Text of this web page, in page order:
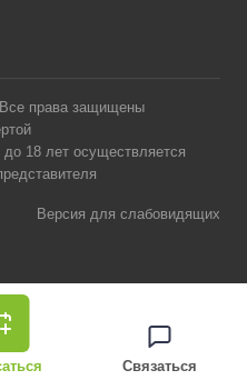
Связаться
права защищены
18 лет осуществляется
Версия для слабовидящих